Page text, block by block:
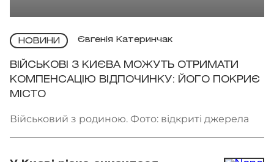
НОВИНИ Євгенія Катеринчак
ВІЙСЬКОВІ З КИЄВА МОЖУТЬ ОТРИМАТИ
КОМПЕНСАЦІЮ ВІДПОЧИНКУ: ЙОГО ПОКРИЄ
МІСТО
Військовий з родиною. Фото: відкриті джерела